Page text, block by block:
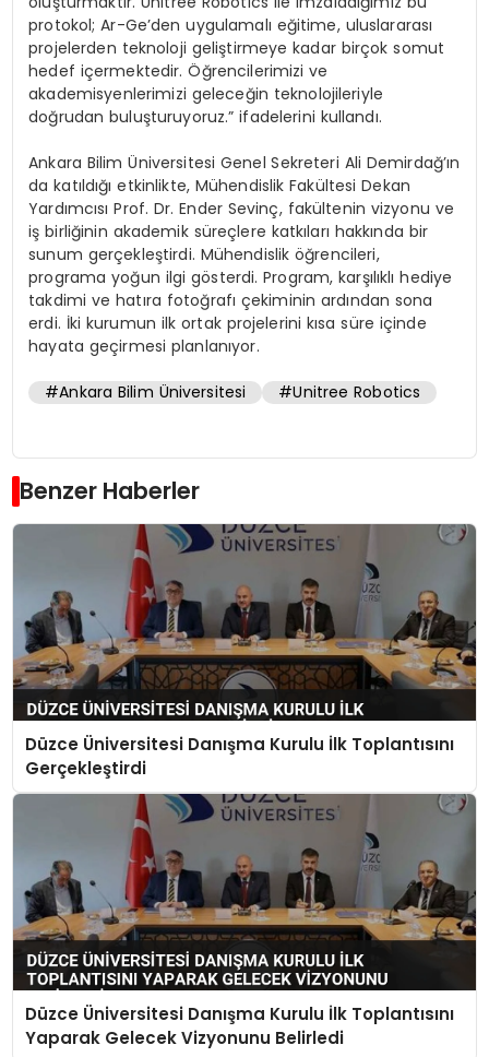
protokol; Ar-Ge’den uygulamalı eğitime, uluslararası
projelerden teknoloji geliştirmeye kadar birçok somut
hedef içermektedir. Öğrencilerimizi ve
akademisyenlerimizi geleceğin teknolojileriyle
doğrudan buluşturuyoruz.” ifadelerini kullandı.
Ankara Bilim Üniversitesi Genel Sekreteri Ali Demirdağ’ın
da katıldığı etkinlikte, Mühendislik Fakültesi Dekan
Yardımcısı Prof. Dr. Ender Sevinç, fakültenin vizyonu ve
iş birliğinin akademik süreçlere katkıları hakkında bir
sunum gerçekleştirdi. Mühendislik öğrencileri,
programa yoğun ilgi gösterdi. Program, karşılıklı hediye
takdimi ve hatıra fotoğrafı çekiminin ardından sona
erdi. İki kurumun ilk ortak projelerini kısa süre içinde
hayata geçirmesi planlanıyor.
#Ankara Bilim Üniversitesi #Unitree Robotics
Benzer Haberler
Düzce Üniversitesi Danışma Kurulu İlk Toplantısını
Gerçekleştirdi
Düzce Üniversitesi Danışma Kurulu İlk Toplantısını
Yaparak Gelecek Vizyonunu Belirledi